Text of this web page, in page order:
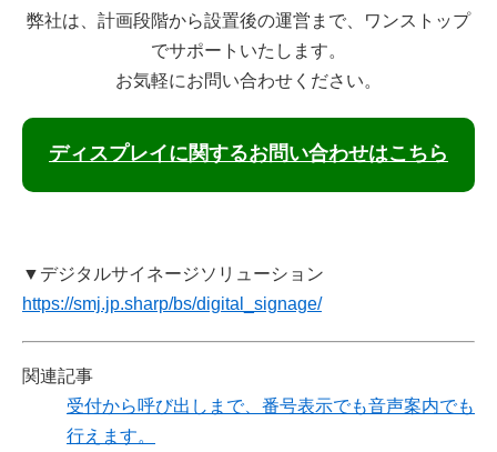
弊社は、計画段階から設置後の運営まで、ワンストップ
でサポートいたします。
お気軽にお問い合わせください。
ディスプレイに関するお問い合わせはこちら
▼デジタルサイネージソリューション
https://smj.jp.sharp/bs/digital_signage/
関連記事
受付から呼び出しまで、番号表示でも音声案内でも
行えます。